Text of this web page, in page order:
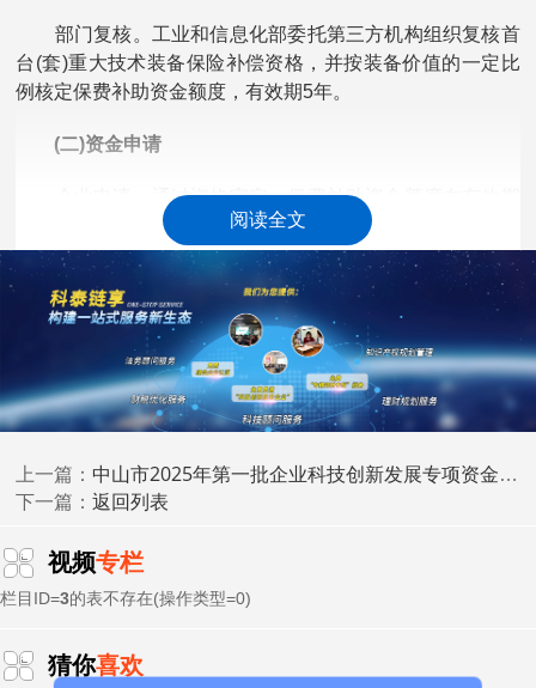
部门复核。工业和信息化部委托第三方机构组织复核首
台(套)重大技术装备保险补偿资格，并按装备价值的一定比
例核定保费补助资金额度，有效期5年。
(二)资金申请
企业申请。通过资格审定，保费补助资金额度在有效期
内，完成装备的制造、交付、投保与全额保费缴纳后，装备
制造企业按要求向所在地工业和信息化主管部门或所属中央
企业集团提交申请材料。
推荐单位审核。各地工业和信息化主管部门会同地方财
政主管部门、金融监管局组织审核，中央企业集团会同承保
单位所在地金融监管局组织审核，审查材料的真实性和一致
性，重点关注涉及关联企业交易和保险费率使用合规性，形
部门复核。工业和信息化部会同金融监管总局委托第三
请。对符合条件的投保企业按照不超过实际缴纳保费80%给
予补助。
三、申报时间
阅读全文
上一篇： 中山市2025年第一批企业科技创新发展专项资金（高新技术企业认定补助）申报时间、条件要求、奖补标准
下一篇：返回列表
视频专栏
栏目ID=3的表不存在(操作类型=0)
猜你喜欢